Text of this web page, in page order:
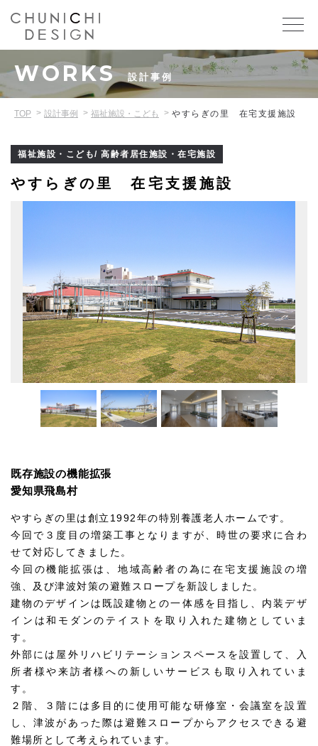
WORKS 設計事例
TOP 設計事例 福祉施設・こども やすらぎの里 在宅支援施設
福祉施設・こども/ 高齢者居住施設・在宅施設
やすらぎの里 在宅支援施設
既存施設の機能拡張
愛知県飛島村
やすらぎの里は創立1992年の特別養護老人ホームです。
今回で３度目の増築工事となりますが、時世の要求に合わ
せて対応してきました。
今回の機能拡張は、地域高齢者の為に在宅支援施設の増
強、及び津波対策の避難スロープを新設しました。
建物のデザインは既設建物との一体感を目指し、内装デザ
インは和モダンのテイストを取り入れた建物としていま
す。
外部には屋外リハビリテーションスペースを設置して、入
所者様や来訪者様への新しいサービスも取り入れていま
す。
２階、３階には多目的に使用可能な研修室・会議室を設置
し、津波があった際は避難スロープからアクセスできる避
難場所として考えられています。